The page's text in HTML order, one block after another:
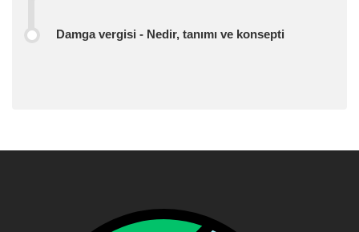
Damga vergisi - Nedir, tanımı ve konsepti